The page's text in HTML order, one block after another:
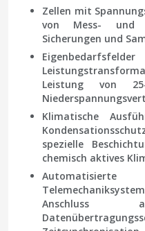
Zellen mit
von Mess- und
Sicherungen und
Eigenbedarfsfelder
Leistung von
Klimatische
spezielle
chemisch aktives
Anschluss